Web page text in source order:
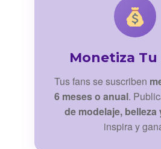
Monetiza
Tus fans se suscriben
6 meses o anual.
de modelaje, belleza
inspira y